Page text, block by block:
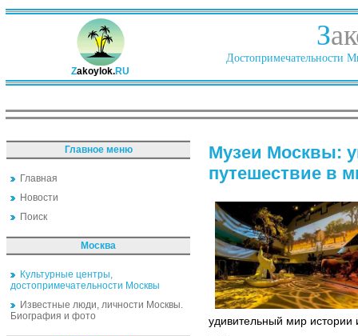
Zakoylok.RU
З
Достопримечательности
Главное меню
Главная
Новости
Поиск
Москва
Культурные центры,
достопримечательности Москвы
Известные люди, личности Москвы.
Биография и фото
Музеи Москвы:
путешествие в
удивительный мир истории